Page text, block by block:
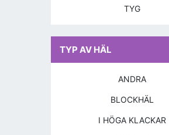
TYG
TYP AV HÄL
ANDRA
BLOCKHÄL
I HÖGA KLACKAR